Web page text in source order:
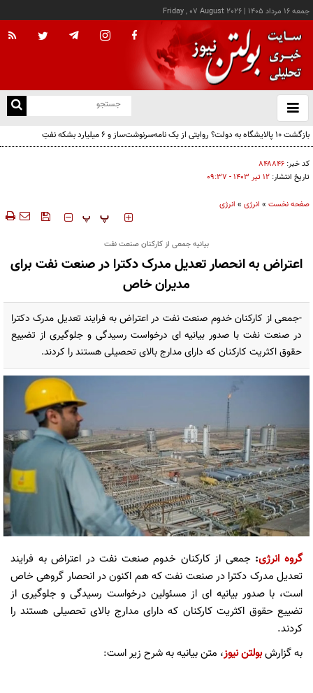
جمعه ۱۶ مرداد ۱۴۰۵ |
Friday , 07 August 2026
باز
و
بازگشت ۱۰ پالایشگاه به دولت؟ روایتی از یک نامه‌سرنوشت‌ساز و ۶ میلیارد بشکه نفتِ
بدون‌حساب
کد خبر: ۸۴۸۸۴۶
تاریخ انتشار: ۱۲ تير ۱۴۰۳ - ۰۹:۳۷
صفحه نخست » انرژی » انرژی
‍‍‍ پ پ
بیانیه جمعی از کارکنان صنعت نفت
اعتراض به انحصار تعدیل مدرک دکترا در صنعت نفت برای
مدیران خاص
-جمعی از کارکنان خدوم صنعت نفت در اعتراض به فرایند تعدیل مدرک دکترا
در صنعت نفت با صدور بیانیه ای درخواست رسیدگی و جلوگیری از تضییع
حقوق اکثریت کارکنان که دارای مدارج بالای تحصیلی هستند را کردند.
گروه انرژی: جمعی از کارکنان خدوم صنعت نفت در اعتراض به فرایند
تعدیل مدرک دکترا در صنعت نفت که هم اکنون در انحصار گروهی خاص
است، با صدور بیانیه ای از مسئولین درخواست رسیدگی و جلوگیری از
تضییع حقوق اکثریت کارکنان که دارای مدارج بالای تحصیلی هستند را
کردند.
به گزارشبولتن نیوز، متن بیانیه به شرح زیر است: